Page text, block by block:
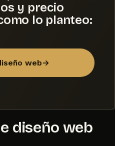
y precio
lo planteo:
web→
diseño web